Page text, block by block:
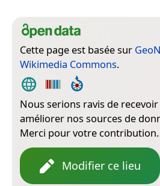
Cette page est basée sur
Wikimedia Commons.
Nous serions ravis de
améliorer nos sources de
Merci pour votre contribution.
Modifier ce lieu